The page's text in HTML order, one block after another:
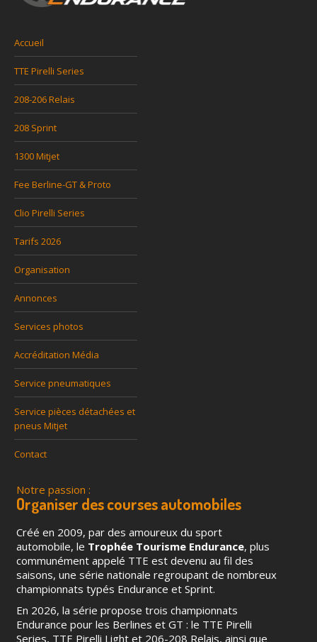
Accueil
TTE Pirelli Series
208-206 Relais
208 Sprint
1300 Mitjet
Fee Berline-GT & Proto
Clio Pirelli Series
Tarifs 2026
Organisation
Annonces
Services photos
Accréditation Média
Service pneumatiques
Service pièces détachées et
pneus Mitjet
Contact
Notre passion :
Organiser des courses automobiles
Créé en 2009, par des amoureux du sport
automobile, le Trophée Tourisme Endurance, plus
communément appelé TTE est devenu au fil des
saisons, une série nationale regroupant de nombreux
championnats typés Endurance et Sprint.
En 2026, la série propose trois championnats
Endurance pour les Berlines et GT : le TTE Pirelli
Series, TTE Pirelli Light et 206-208 Relais, ainsi que